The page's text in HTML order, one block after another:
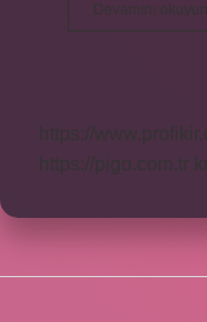
Devamını okuyun
https://
https://pigo.com.tr